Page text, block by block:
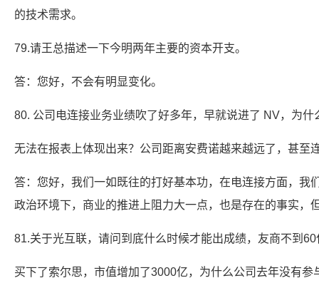
的技术需求。
79.请王总描述一下今明两年主要的资本开支。
答：您好，不会有明显变化。
80. 公司电连接业务业绩吹了好多年，早就说进了 NV，为什
无法在报表上体现出来？公司距离安费诺越来越远了，甚至
答：您好，我们一如既往的打好基本功，在电连接方面，我
政治环境下，商业的推进上阻力大一点，也是存在的事实，
81.关于光互联，请问到底什么时候才能出成绩，友商不到60
买下了索尔思，市值增加了3000亿，为什么公司去年没有